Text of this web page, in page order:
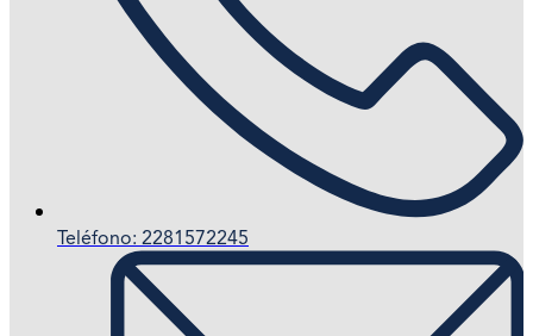
Teléfono: 2281572245